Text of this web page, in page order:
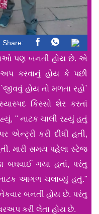
Share:
પણ બનતી હોય છે. એ
કરવાનું હોય કે પછી
હોય તો મળતા રહો`
કિસ્સો શેર કરતાં
" નાટક ચાલી રહ્યું હતું
કરી દીધી હતી,
મારી સમય પહેલા સ્ટેજ
બઘવાઈ ગયા હતાં, પરંતુ
આગળ ચલાવ્યું હતું."
બનતી હોય છે. પરંતુ
કરી લેતા હોય છે.